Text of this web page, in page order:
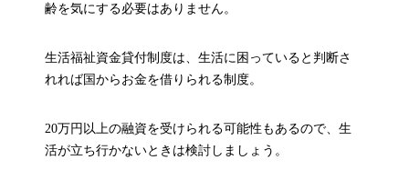
齢を気にする必要はありません。
生活福祉資金貸付制度は、生活に困っていると判断さ
れれば国からお金を借りられる制度。
20万円以上の融資を受けられる可能性もあるので、生
活が立ち行かないときは検討しましょう。